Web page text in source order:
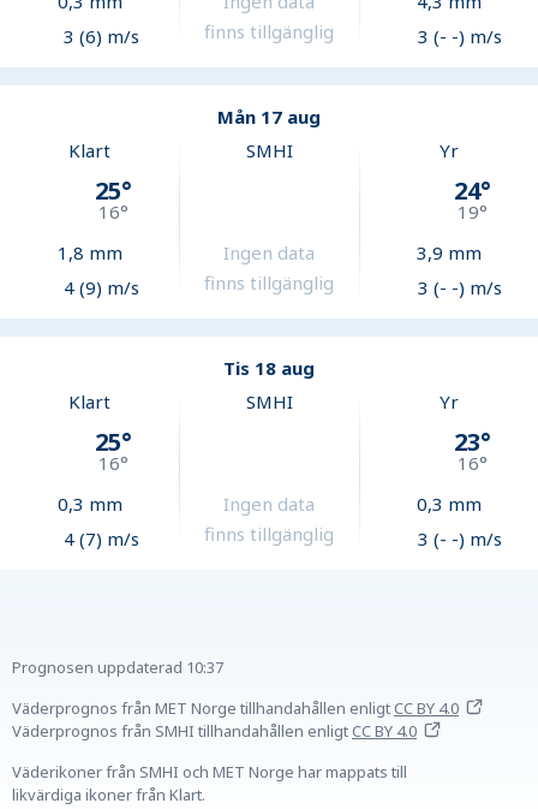
3 (6) m/s
finns tillgänglig
3 (- -) m/s
Mån 17 aug
Klart
25°
16°
1,8 mm
4 (9) m/s
SMHI
Ingen data
finns tillgänglig
Yr
24°
19°
3,9 mm
3 (- -) m/s
Tis 18 aug
Klart
25°
16°
0,3 mm
4 (7) m/s
SMHI
Ingen data
finns tillgänglig
Yr
23°
16°
0,3 mm
3 (- -) m/s
Prognosen uppdaterad 10:37
Väderprognos från MET Norge tillhandahållen enligtCC BY 4.0
Väderprognos från SMHI tillhandahållen enligtCC BY 4.0
Väderikoner från SMHI och MET Norge har mappats till
likvärdiga ikoner från Klart.